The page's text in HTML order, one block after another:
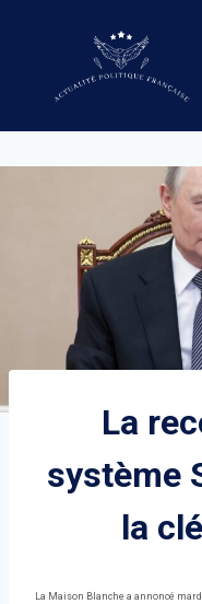
La
système
la
La Maison Blanche a annoncé